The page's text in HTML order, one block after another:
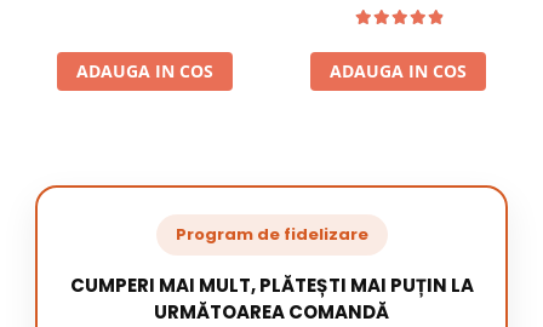
ADAUGA IN COS ADAUGA IN COS
Program de fidelizare
CUMPERI MAI MULT, PLĂTEȘTI MAI PUȚIN LA
URMĂTOAREA COMANDĂ